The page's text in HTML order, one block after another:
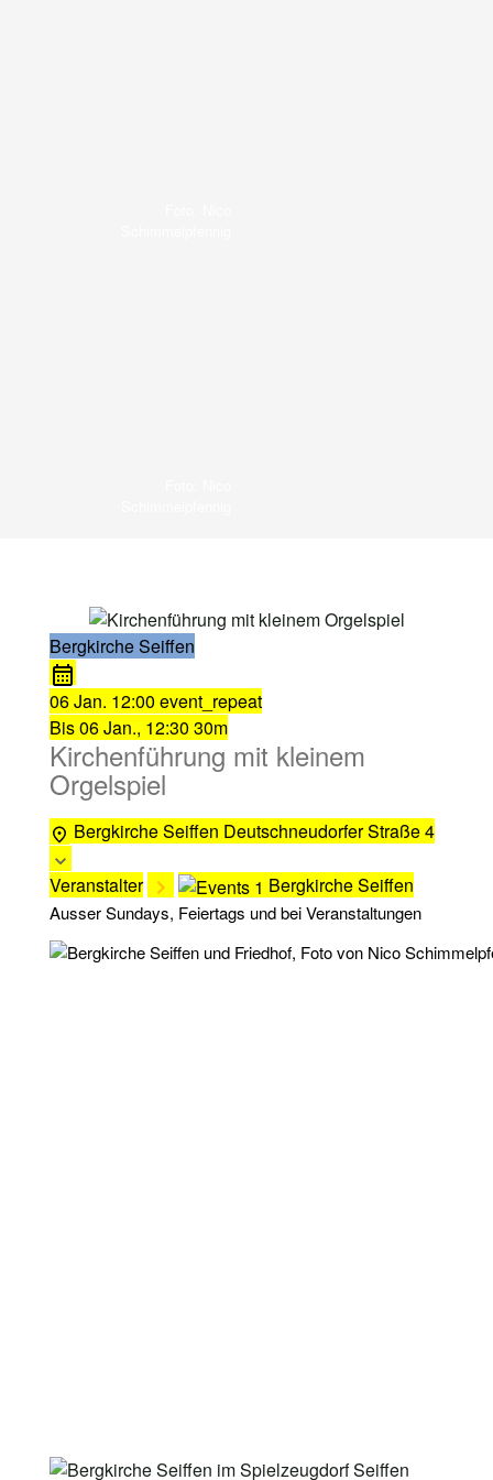
Bergkirche Seiffen
06 Jan. 12:00 event_repeat
Bis06 Jan., 12:30 30m
Kirchenführung mit kleinem
Orgelspiel
Bergkirche Seiffen Deutschneudorfer Straße 4
Veranstalter Bergkirche Seiffen
Ausser Sundays, Feiertags und bei Veranstaltungen